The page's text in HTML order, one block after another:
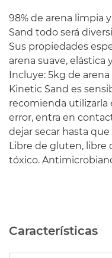
98% de arena limpia
Sand todo será
Sus propiedades
arena suave, elástica
Incluye: 5kg de
Kinetic Sand es
recomienda utilizarla
error, entra en
dejar secar hasta
Libre de gluten, libre
tóxico.
Características